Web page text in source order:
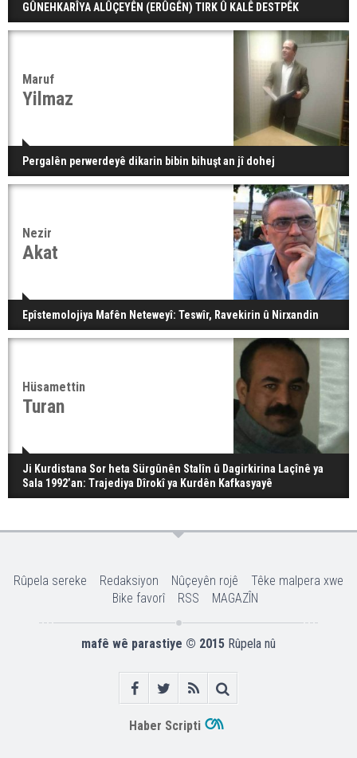
GÛNEHKARÎYA ALÛÇEYÊN (ERÛGÊN) TIRK Û KALÊ DESTPÊK
Maruf
Yilmaz
Pergalên perwerdeyê dikarin bibin bihuşt an jî dohej
Nezir
Akat
Epîstemolojiya Mafên Neteweyî: Teswîr, Ravekirin û Nirxandin
Hüsamettin
Turan
Ji Kurdistana Sor heta Sürgûnên Stalîn û Dagirkirina Laçînê ya
Sala 1992’an: Trajediya Dîrokî ya Kurdên Kafkasyayê
Rûpela sereke Redaksiyon Nûçeyên rojê
Têke malpera xwe
Bike favorî
RSS MAGAZÎN
mafê wê parastiye © 2015 Rûpela nû
Haber Scripti